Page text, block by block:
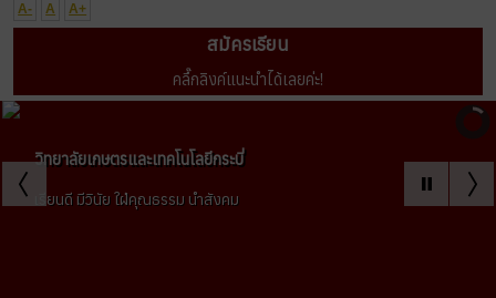
A- A A+
สมัครเรียน
คลื๊กลิงค์แนะนำได้เลยค่ะ!
วิทยาลัยเกษตรและเทคโนโลยีกระบี่
เรียนดี มีวินัย ใฝ่คุณธรรม นำสังคม